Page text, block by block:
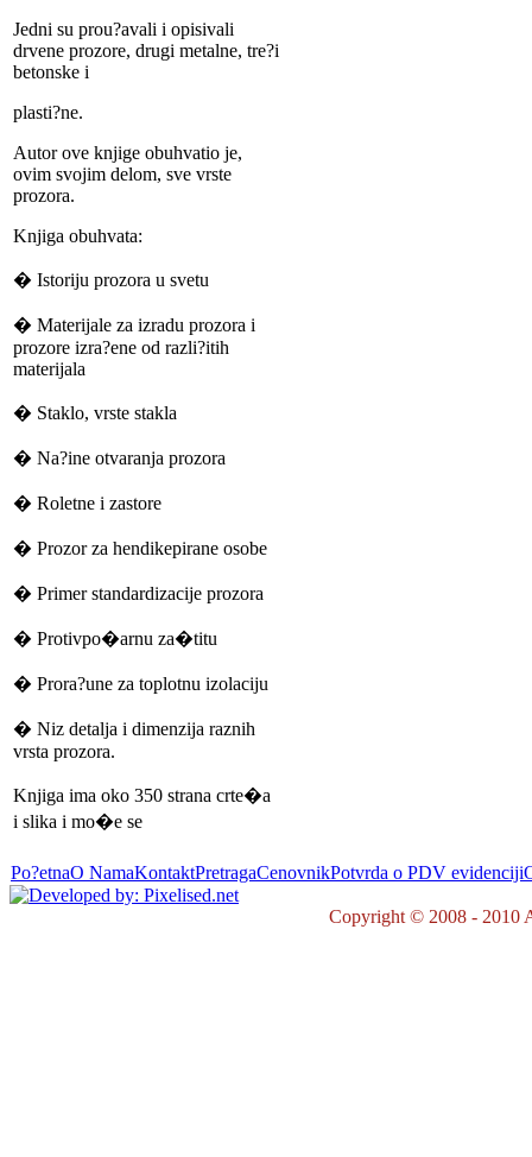
Jedni su prou?avali i opisivali
drvene prozore, drugi metalne, tre?i
betonske i
plasti?ne.
Autor ove knjige obuhvatio je,
ovim svojim delom, sve vrste
prozora.
Knjiga obuhvata:
� Istoriju prozora u svetu
� Materijale za izradu prozora i
prozore izra?ene od razli?itih
materijala
� Staklo, vrste stakla
� Na?ine otvaranja prozora
� Roletne i zastore
� Prozor za hendikepirane osobe
� Primer standardizacije prozora
� Protivpo�arnu za�titu
� Prora?une za toplotnu izolaciju
� Niz detalja i dimenzija raznih
vrsta prozora.
Knjiga ima oko 350 strana crte�a
i slika i mo�e se
Po?etnaO NamaKontaktPretragaCenovnikPotvrda o PDV evidenciji
Copyright © 2008 - 2010